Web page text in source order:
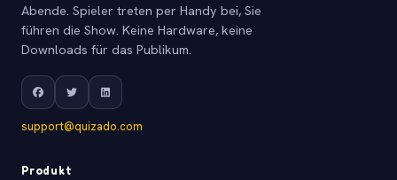
Abende. Spieler treten per Handy bei, Sie
führen die Show. Keine Hardware, keine
Downloads für das Publikum.
support@quizado.com
Produkt